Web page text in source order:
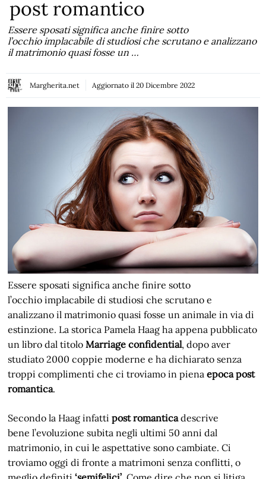
post romantico
Essere sposati significa anche finire sotto
l’occhio implacabile di studiosi che scrutano e analizzano
il matrimonio quasi fosse un …
Margherita.net Aggiornato il 20 Dicembre 2022
Essere sposati significa anche finire sotto
l’occhio implacabile di studiosi che scrutano e
analizzano il matrimonio quasi fosse un animale in via di
estinzione. La storica Pamela Haag ha appena pubblicato
un libro dal titolo Marriage confidential, dopo aver
studiato 2000 coppie moderne e ha dichiarato senza
troppi complimenti che ci troviamo in pienaepoca post
romantica.
Secondo la Haag infattipost romanticadescrive
bene l’evoluzione subita negli ultimi 50 anni dal
matrimonio, in cui le aspettative sono cambiate. Ci
troviamo oggi di fronte a matrimoni senza conflitti, o